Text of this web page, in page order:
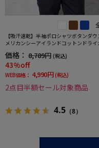
【吸汗速乾】半袖ポロシャツボタンダウ
メリカンシーアイランドコットンドライ
ュアルインナー無地春夏
価格： 8,789円 (税込)
43%off
WEB価格： 4,990円 (税込)
2点目半額セール対象商品
4.5 （8）